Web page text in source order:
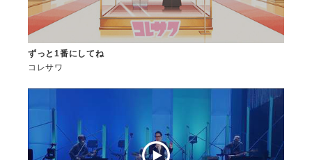
ずっと1番にしてね
コレサワ